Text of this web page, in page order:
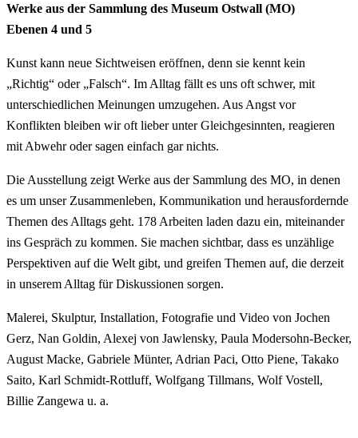
Werke aus der Sammlung des Museum Ostwall (MO)
Ebenen 4 und 5
Kunst kann neue Sichtweisen eröffnen, denn sie kennt kein
„Richtig“ oder „Falsch“. Im Alltag fällt es uns oft schwer, mit
unterschiedlichen Meinungen umzugehen. Aus Angst vor
Konflikten bleiben wir oft lieber unter Gleichgesinnten, reagieren
mit Abwehr oder sagen einfach gar nichts.
Die Ausstellung zeigt Werke aus der Sammlung des MO, in denen
es um unser Zusammenleben, Kommunikation und herausfordernde
Themen des Alltags geht. 178 Arbeiten laden dazu ein, miteinander
ins Gespräch zu kommen. Sie machen sichtbar, dass es unzählige
Perspektiven auf die Welt gibt, und greifen Themen auf, die derzeit
in unserem Alltag für Diskussionen sorgen.
Malerei, Skulptur, Installation, Fotografie und Video von Jochen
Gerz, Nan Goldin, Alexej von Jawlensky, Paula Modersohn-Becker,
August Macke, Gabriele Münter, Adrian Paci, Otto Piene, Takako
Saito, Karl Schmidt-Rottluff, Wolfgang Tillmans, Wolf Vostell,
Billie Zangewa u. a.